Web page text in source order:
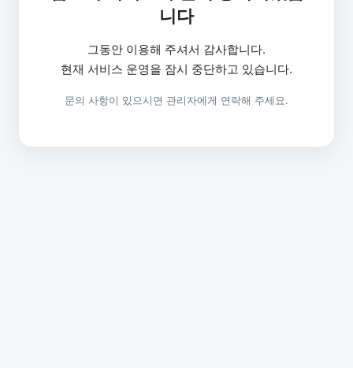
니다
그동안 이용해 주셔서 감사합니다.
현재 서비스 운영을 잠시 중단하고 있습니다.
문의 사항이 있으시면 관리자에게 연락해 주세요.